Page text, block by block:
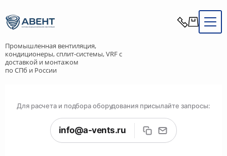
Промышленная вентиляция,
кондиционеры, сплит-системы, VRF с
доставкой и монтажом
по СПб и России
Для расчета и подбора оборудования присылайте запросы:
info@a-vents.ru